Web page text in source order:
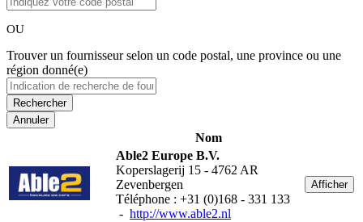
OU
Trouver un fournisseur selon un code postal, une province ou une
région donné(e)
Annuler
Nom
Able2 Europe B.V.
Koperslagerij 15 - 4762 AR
Zevenbergen
Téléphone : +31 (0)168 - 331 133
- http://www.able2.nl
Afficher